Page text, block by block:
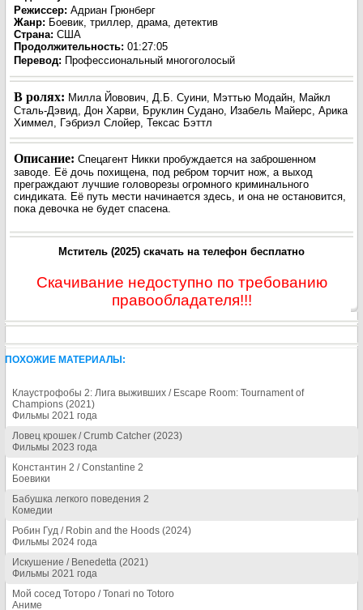
Режиссер: Адриан Грюнберг
Жанр: Боевик, триллер, драма, детектив
Страна: США
Продолжительность: 01:27:05
Перевод: Профессиональный многоголосый
В ролях: Милла Йовович, Д.Б. Суини, Мэттью Модайн, Майкл
Сталь-Дэвид, Дон Харви, Бруклин Судано, Изабель Майерс, Арика
Химмел, Гэбриэл Слойер, Тексас Бэттл
Описание: Спецагент Никки пробуждается на заброшенном
заводе. Её дочь похищена, под ребром торчит нож, а выход
преграждают лучшие головорезы огромного криминального
синдиката. Её путь мести начинается здесь, и она не остановится,
пока девочка не будет спасена.
Мститель (2025) скачать на телефон бесплатно
Скачивание недоступно по требованию
правообладателя!!!
ПОХОЖИЕ МАТЕРИАЛЫ:
Клаустрофобы 2: Лига выживших / Escape Room: Tournament of
Champions (2021)
Фильмы 2021 года
Ловец крошек / Crumb Catcher (2023)
Фильмы 2023 года
Константин 2 / Constantine 2
Боевики
Бабушка легкого поведения 2
Комедии
Робин Гуд / Robin and the Hoods (2024)
Фильмы 2024 года
Искушение / Benedetta (2021)
Фильмы 2021 года
Мой сосед Тоторо / Tonari no Totoro
Аниме